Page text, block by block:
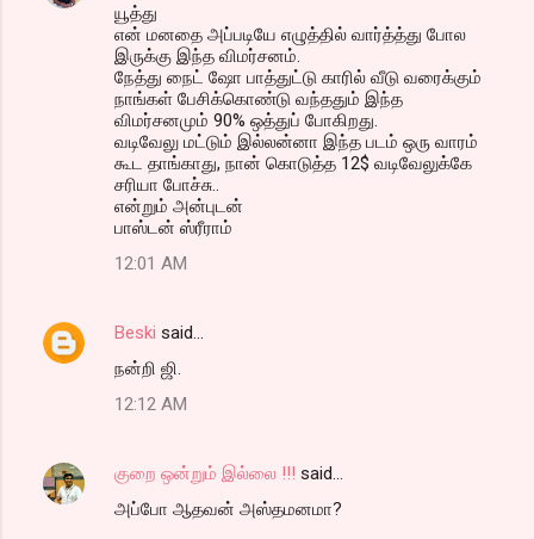
யூத்து
என் மனதை அப்படியே எழுத்தில் வார்த்த்து போல
இருக்கு இந்த விமர்சனம்.
நேத்து நைட் ஷோ பாத்துட்டு காரில் வீடு வரைக்கும்
நாங்கள் பேசிக்கொண்டு வந்ததும் இந்த
விமர்சனமும் 90% ஒத்துப் போகிறது.
வடிவேலு மட்டும் இல்லன்னா இந்த படம் ஒரு வாரம்
கூட தாங்காது, நான் கொடுத்த 12$ வடிவேலுக்கே
சரியா போச்சு..
என்றும் அன்புடன்
பாஸ்டன் ஸ்ரீராம்
12:01 AM
Beski said…
நன்றி ஜி.
12:12 AM
குறை ஒன்றும் இல்லை !!! said…
அப்போ ஆதவன் அஸ்தமனமா?